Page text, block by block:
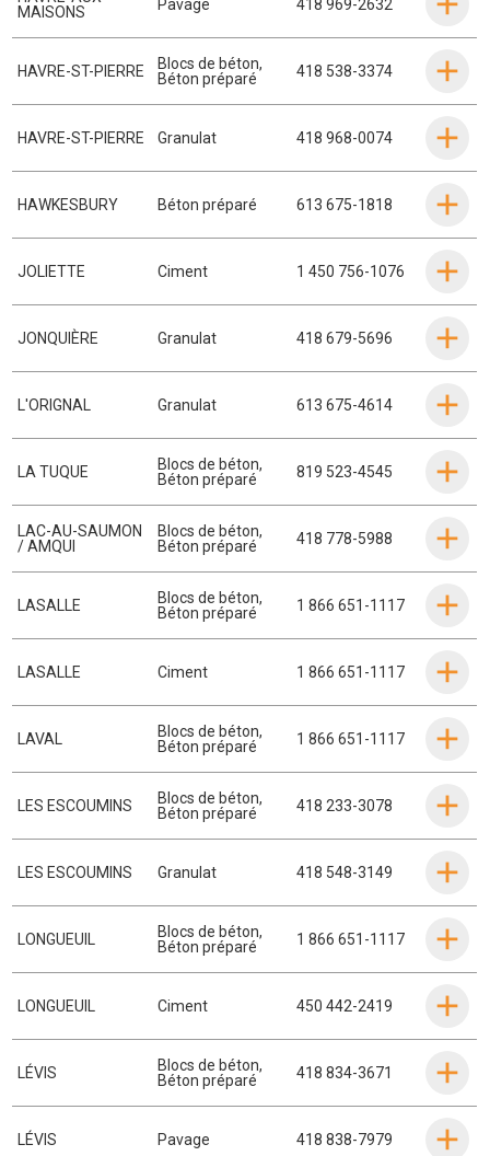
MAISONS
Pavage 418 969-2632
HAVRE-ST-PIERRE Blocs de béton,
Béton préparé
418 538-3374
HAVRE-ST-PIERRE Granulat 418 968-0074
HAWKESBURY Béton préparé 613 675-1818
JOLIETTE Ciment 1 450 756-1076
JONQUIÈRE Granulat 418 679-5696
L'ORIGNAL Granulat 613 675-4614
LA TUQUE Blocs de béton,
Béton préparé
819 523-4545
LAC-AU-SAUMON
/ AMQUI
Blocs de béton,
Béton préparé
418 778-5988
LASALLE Blocs de béton,
Béton préparé
1 866 651-1117
LASALLE Ciment 1 866 651-1117
LAVAL Blocs de béton,
Béton préparé
1 866 651-1117
LES ESCOUMINS Blocs de béton,
Béton préparé
418 233-3078
LES ESCOUMINS Granulat 418 548-3149
LONGUEUIL Blocs de béton,
Béton préparé
1 866 651-1117
LONGUEUIL Ciment 450 442-2419
LÉVIS Blocs de béton,
Béton préparé
418 834-3671
LÉVIS Pavage 418 838-7979